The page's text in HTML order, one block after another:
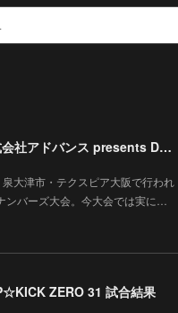
9.20 大阪 株式会社アドバンス presents DEEP☆KICK 79･80 7月の準決勝を勝ち抜いた6名による-53kg･-65kg･QUEEN-46kgと3つの王座決定戦の開催が決定！
大津市・テクスピア大阪で行われ
バーズ大会。今大会では実に…
ZERO 31 試合結果